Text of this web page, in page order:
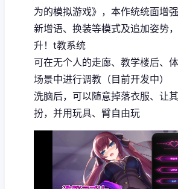
为的模拟游戏》，本作统统面增强
新增语、换装等模式及追加姿势
升！t教系统
可在无个人的走廊、教学楼后、
场景中进行调教（目前开发中）
洗脑后，可以随意掉落衣服、让
扮，并用玩具、臂自由玩